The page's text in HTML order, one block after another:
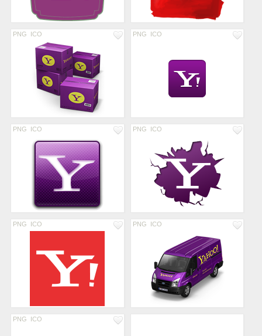
PNG ICO PNG ICO
PNG ICO PNG ICO
PNG ICO PNG ICO
PNG ICO